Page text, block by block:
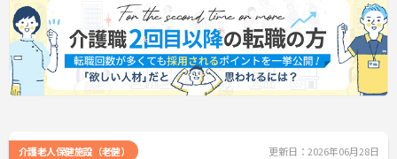
介護老人保健施設（老健） 更新日：2026年06月28日